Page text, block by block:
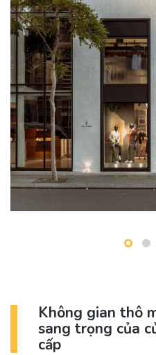
Không gian thô
sang trọng của
cấp